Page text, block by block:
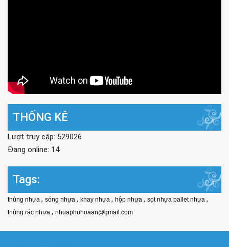
THỐNG KÊ
Lượt truy cập: 529026
Đang online: 14
Tags:
thùng nhựa , sóng nhựa , khay nhựa , hộp nhựa , sọt nhựa pallet nhựa ,
thùng rác nhựa , nhuaphuhoaan@gmail.com